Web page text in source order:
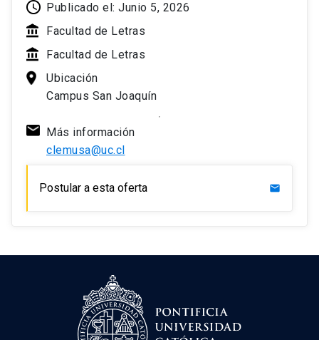
Publicado el: Junio 5, 2026
Facultad de Letras
Facultad de Letras
Ubicación
Campus San Joaquín
Más información
clemusa@uc.cl
Postular a esta oferta mail